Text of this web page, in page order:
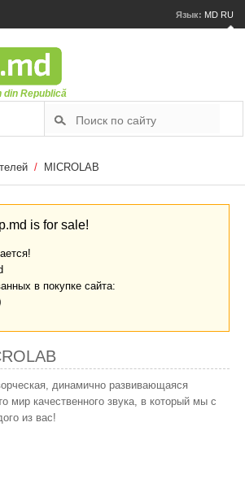
Язык: MD RU
din Republică
/ MICROLAB
is for sale!
в покупке сайта:
динамично развивающаяся
мир качественного звука, в который мы с
из вас!